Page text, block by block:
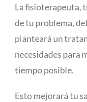
La fisioterapeuta,
de tu problema,
planteará un
necesidades para
tiempo posible.
Esto mejorará tu